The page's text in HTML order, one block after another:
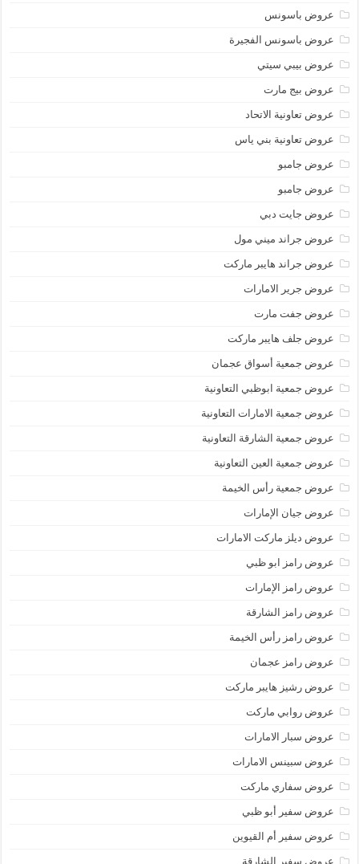
عروض باسونس
عروض باسونس الفجيرة
عروض بيبي سيتي
عروض بيج مارت
عروض تعاونية الاتحاد
عروض تعاونية بني ياس
عروض جامبو
عروض جامبو
عروض جايت دبي
عروض جراند ميني مول
عروض جراند هايبر ماركت
عروض جرير الامارات
عروض جفت مارت
عروض جلف هايبر ماركت
عروض جمعية أسواق عجمان
عروض جمعية ابوظبي التعاونية
عروض جمعية الامارات التعاونية
عروض جمعية الشارقة التعاونية
عروض جمعية العين التعاونية
عروض جمعية رأس الخيمة
عروض جيان الإمارات
عروض ديلز ماركت الامارات
عروض رامز ابو ظبي
عروض رامز الإمارات
عروض رامز الشارقة
عروض رامز رأس الخيمة
عروض رامز عجمان
عروض رشيز هايبر ماركت
عروض روابي ماركت
عروض سبار الامارات
عروض سبينس الامارات
عروض سفاري ماركت
عروض سفير أبو ظبي
عروض سفير أم القيوين
عروض سفير الشارقة